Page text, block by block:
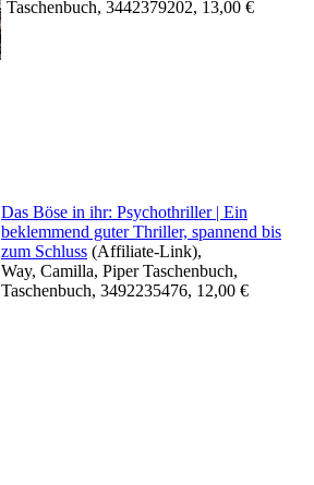
Taschenbuch, 3442379202, 13,00 €
Das Böse in ihr: Psychothriller | Ein
beklemmend guter Thriller, spannend bis
zum Schluss (Affiliate-Link),
Way, Camilla, Piper Taschenbuch,
Taschenbuch, 3492235476, 12,00 €